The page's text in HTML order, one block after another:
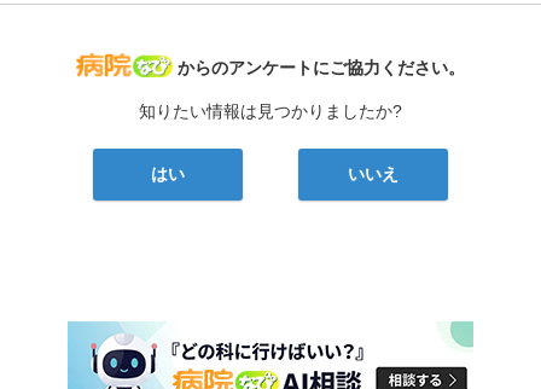
病院なび
からのアンケートにご協力ください。
知りたい情報は見つかりましたか?
はい いいえ